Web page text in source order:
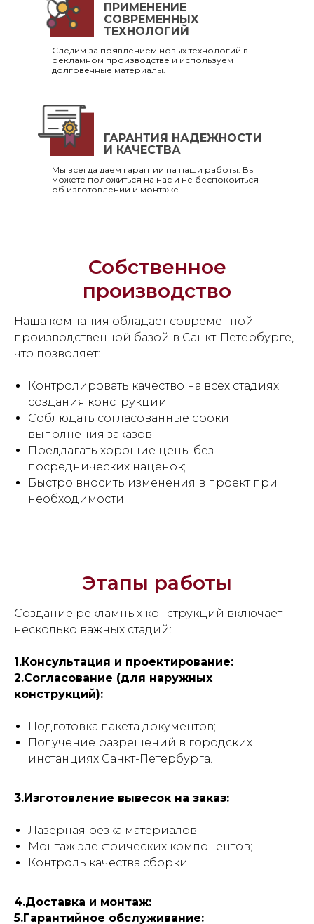
Следим за появлением новых технологий в
рекламном производстве и используем
долговечные материалы.
ПРИМЕНЕНИЕ
СОВРЕМЕННЫХ
ТЕХНОЛОГИЙ
Мы всегда даем гарантии на наши работы. Вы
можете положиться на нас и не беспокоиться
об изготовлении и монтаже.
ГАРАНТИЯ НАДЕЖНОСТИ
И КАЧЕСТВА
Собственное
производство
Наша компания обладает современной
производственной базой в Санкт-Петербурге,
что позволяет:
Контролировать качество на всех стадиях
создания конструкции;
Соблюдать согласованные сроки
выполнения заказов;
Предлагать хорошие цены без
посреднических наценок;
Быстро вносить изменения в проект при
необходимости.
Этапы работы
Создание рекламных конструкций включает
несколько важных стадий:
1.Консультация и проектирование:
2.Согласование (для наружных
конструкций):
Подготовка пакета документов;
Получение разрешений в городских
инстанциях Санкт-Петербурга.
3.Изготовление вывесок на заказ:
Лазерная резка материалов;
Монтаж электрических компонентов;
Контроль качества сборки.
4.Доставка и монтаж:
5.Гарантийное обслуживание: